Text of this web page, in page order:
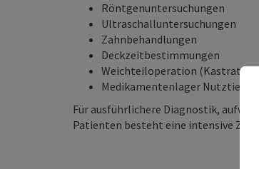
Röntgenuntersuchungen
Ultraschalluntersuchungen
Zahnbehandlungen
Deckzeitbestimmungen
Weichteiloperation (Kastration
Medikamentenlager Nutztiere
Für ausführlichere Diagnostik,
Patienten besteht eine intensive